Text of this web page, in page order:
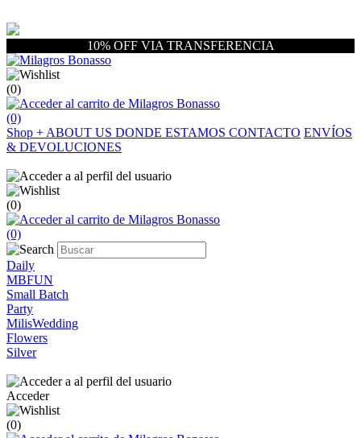
10% OFF VIA TRANSFERENCIA
(0)
(0)
Shop + ABOUT US DONDE ESTAMOS CONTACTO ENVÍOS
& DEVOLUCIONES
(0)
(0)
Daily
MBFUN
Small Batch
Party
MilisWedding
Flowers
Silver
Acceder
(0)